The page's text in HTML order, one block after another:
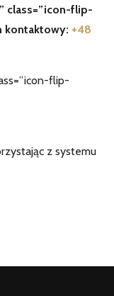
class=”icon-flip-
kontaktowy: +48
flip-
z systemu